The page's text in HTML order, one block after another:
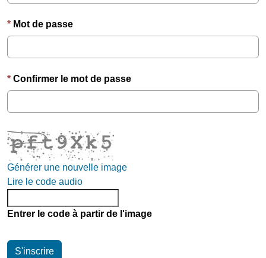
Mot de passe
Confirmer le mot de passe
Générer une nouvelle image
Lire le code audio
Entrer le code à partir de l'image